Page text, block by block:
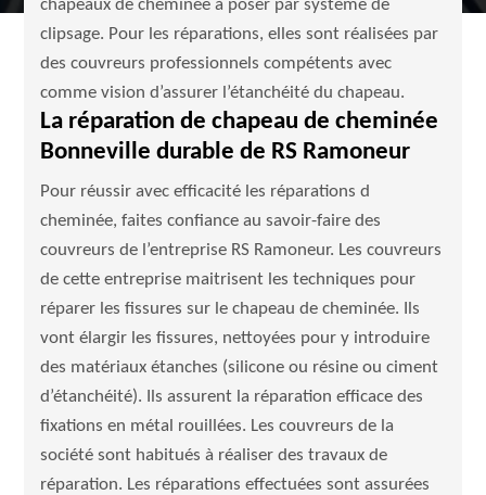
chapeaux de cheminée à poser par système de
clipsage. Pour les réparations, elles sont réalisées par
des couvreurs professionnels compétents avec
comme vision d’assurer l’étanchéité du chapeau.
La réparation de chapeau de cheminée
Bonneville durable de RS Ramoneur
Pour réussir avec efficacité les réparations d
cheminée, faites confiance au savoir-faire des
couvreurs de l’entreprise RS Ramoneur. Les couvreurs
de cette entreprise maitrisent les techniques pour
réparer les fissures sur le chapeau de cheminée. Ils
vont élargir les fissures, nettoyées pour y introduire
des matériaux étanches (silicone ou résine ou ciment
d’étanchéité). Ils assurent la réparation efficace des
fixations en métal rouillées. Les couvreurs de la
société sont habitués à réaliser des travaux de
réparation. Les réparations effectuées sont assurées